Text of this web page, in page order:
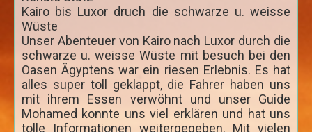
Paradies Insel
Meer und Sterne
Tauchen am Riff
Ausflüge in die Wüste
Wüstensafari mit dem Geländewagen
Kairo bis Luxor druch die schwarze u. weisse
Wüste
Unser Abenteuer von Kairo nach Luxor durch die
schwarze u. weisse Wüste mit besuch bei den
Oasen Ägyptens war ein riesen Erlebnis. Es hat
alles super toll geklappt, die Fahrer haben uns
mit ihrem Essen verwöhnt und unser Guide
Mohamed konnte uns viel erklären und hat uns
tolle Informationen weitergegeben. Mit vielen